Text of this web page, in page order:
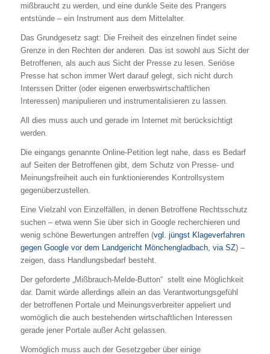
mißbraucht zu werden, und eine dunkle Seite des Prangers
entstünde – ein Instrument aus dem Mittelalter.
Das Grundgesetz sagt: Die Freiheit des einzelnen findet seine
Grenze in den Rechten der anderen. Das ist sowohl aus Sicht der
Betroffenen, als auch aus Sicht der Presse zu lesen. Seriöse
Presse hat schon immer Wert darauf gelegt, sich nicht durch
Interssen Dritter (oder eigenen erwerbswirtschaftlichen
Interessen) manipulieren und instrumentalisieren zu lassen.
All dies muss auch und gerade im Internet mit berücksichtigt
werden.
Die eingangs genannte Online-Petition legt nahe, dass es Bedarf
auf Seiten der Betroffenen gibt, dem Schutz von Presse- und
Meinungsfreiheit auch ein funktionierendes Kontrollsystem
gegenüberzustellen.
Eine Vielzahl von Einzelfällen, in denen Betroffene Rechtsschutz
suchen – etwa wenn Sie über sich in Google recherchieren und
wenig schöne Bewertungen antreffen (vgl. jüngst Klageverfahren
gegen Google vor dem Landgericht Mönchengladbach, via SZ) –
zeigen, dass Handlungsbedarf besteht.
Der geforderte „Mißbrauch-Melde-Button“ stellt eine Möglichkeit
dar. Damit würde allerdings allein an das Verantwortungsgefühl
der betroffenen Portale und Meinungsverbreiter appeliert und
womöglich die auch bestehenden wirtschaftlichen Interessen
gerade jener Portale außer Acht gelassen.
Womöglich muss auch der Gesetzgeber über einige